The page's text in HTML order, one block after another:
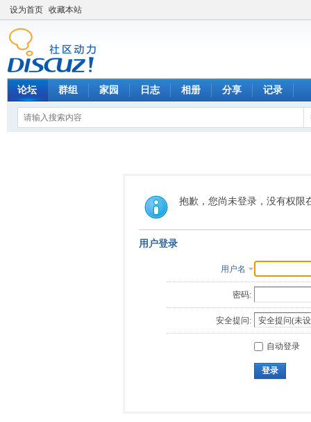
设为首页 收藏本站
论坛 群组 家园 日志 相册 分享 记录
抱歉，您尚未登录，没有权限
用户登录
用户名
密码:
安全提问:
自动登录
登录